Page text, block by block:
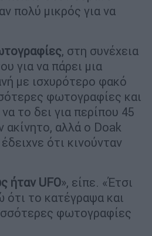
πολύ μικρός για να
, στη συνέχεια
για να πάρει μια
με ισχυρότερο φακό
φωτογραφίες και
το δει για περίπου 45
ακίνητο, αλλά ο Doak
ότι κινούνταν
ήταν UFO», είπε. «Έτσι
το κατέγραψα και
φωτογραφίες